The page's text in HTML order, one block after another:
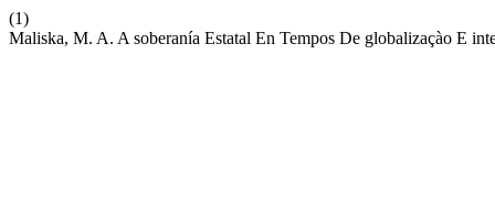
(1)
Maliska, M. A. A soberanía Estatal En Tempos De globalizaçào E